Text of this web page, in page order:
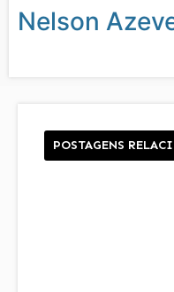
Nelson
POSTAGENS